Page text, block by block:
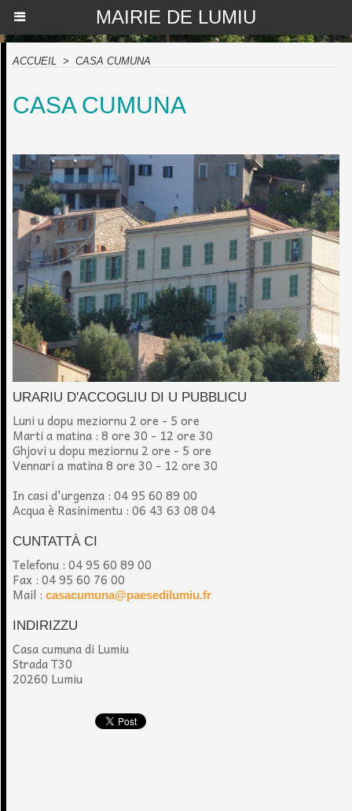
MAIRIE DE LUMIU
ACCUEIL > CASA CUMUNA
CASA CUMUNA
URARIU D'ACCOGLIU DI U PUBBLICU
Luni u dopu meziornu 2 ore - 5 ore
Marti a matina : 8 ore 30 - 12 ore 30
Ghjovi u dopu meziornu 2 ore - 5 ore
Vennari a matina 8 ore 30 - 12 ore 30
In casi d'urgenza : 04 95 60 89 00
Acqua è Rasinimentu : 06 43 63 08 04
CUNTATTÀ CI
Telefonu : 04 95 60 89 00
Fax : 04 95 60 76 00
Mail : casacumuna@paesedilumiu.fr
INDIRIZZU
Casa cumuna di Lumiu
Strada T30
20260 Lumiu